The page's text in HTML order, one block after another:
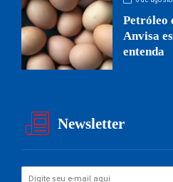
Petróleo
Anvisa
entenda
Newsletter